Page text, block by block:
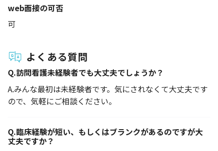
web面接の可否
可
よくある質問
Q.訪問看護未経験者でも大丈夫でしょうか？
A.みんな最初は未経験者です。気にされなくて大丈夫です
ので、気軽にご相談ください。
Q.臨床経験が短い、もしくはブランクがあるのですが大
丈夫ですか？